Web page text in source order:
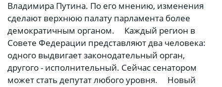
Владимира Путина. По его мнению, изменения
сделают верхнюю палату парламента более
демократичным органом. Каждый регион в
Совете Федерации представляют два человека:
одного выдвигает законодательный орган,
другого - исполнительный. Сейчас сенатором
может стать депутат любого уровня. Новый